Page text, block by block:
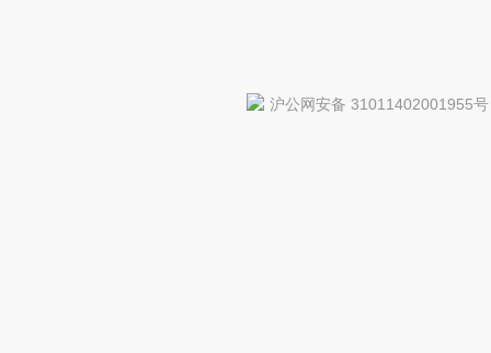
沪公网安备 31011402001955号